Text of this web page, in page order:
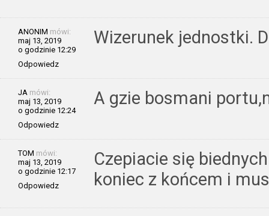
ANONIM mówi:
maj 13, 2019
o godzinie 12:29
Odpowiedz
Wizerunek jednostki.
JA mówi:
maj 13, 2019
o godzinie 12:24
Odpowiedz
A gzie bosmani
TOM mówi:
maj 13, 2019
o godzinie 12:17
Odpowiedz
Czepiacie się
koniec z końcem i